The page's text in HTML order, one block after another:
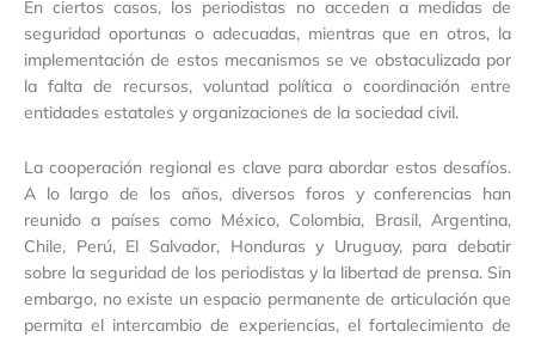
En ciertos casos, los periodistas no acceden a medidas de
seguridad oportunas o adecuadas, mientras que en otros, la
implementación de estos mecanismos se ve obstaculizada por
la falta de recursos, voluntad política o coordinación entre
entidades estatales y organizaciones de la sociedad civil.
La cooperación regional es clave para abordar estos desafíos.
A lo largo de los años, diversos foros y conferencias han
reunido a países como México, Colombia, Brasil, Argentina,
Chile, Perú, El Salvador, Honduras y Uruguay, para debatir
sobre la seguridad de los periodistas y la libertad de prensa. Sin
embargo, no existe un espacio permanente de articulación que
permita el intercambio de experiencias, el fortalecimiento de